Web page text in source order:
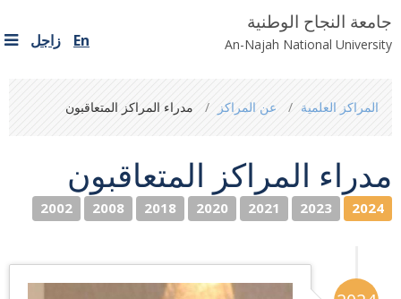
جامعة النجاح الوطنية
An-Najah National University
En زاجل
are
المراكز العلمية عن المراكز مدراء المراكز المتعاقبون
مدراء المراكز المتعاقبون
2024
2023
2021
2020
2018
2008
2002